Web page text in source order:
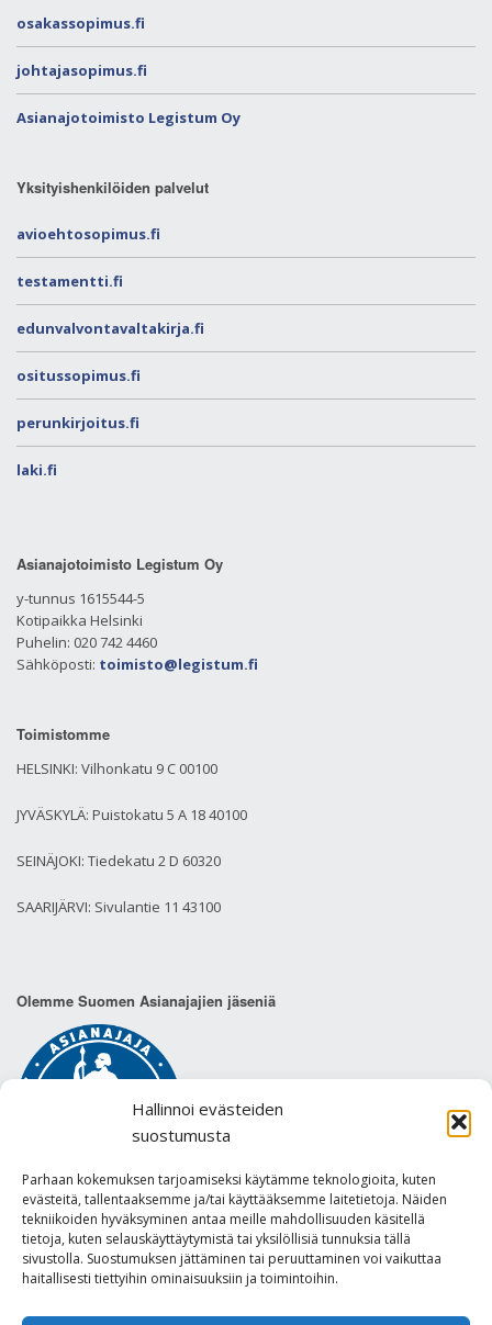
Hallinnoi evästeiden
suostumusta
Parhaan kokemuksen tarjoamiseksi käytämme teknologioita, kuten
evästeitä, tallentaaksemme ja/tai käyttääksemme laitetietoja. Näiden
tekniikoiden hyväksyminen antaa meille mahdollisuuden käsitellä
tietoja, kuten selauskäyttäytymistä tai yksilöllisiä tunnuksia tällä
sivustolla. Suostumuksen jättäminen tai peruuttaminen voi vaikuttaa
haitallisesti tiettyihin ominaisuuksiin ja toimintoihin.
osakassopimus.fi
johtajasopimus.fi
Asianajotoimisto Legistum Oy
Yksityishenkilöiden palvelut
avioehtosopimus.fi
testamentti.fi
edunvalvontavaltakirja.fi
ositussopimus.fi
perunkirjoitus.fi
laki.fi
Asianajotoimisto Legistum Oy
y-tunnus 1615544-5
Kotipaikka Helsinki
Puhelin: 020 742 4460
Sähköposti: toimisto@legistum.fi
Toimistomme
HELSINKI: Vilhonkatu 9 C 00100
JYVÄSKYLÄ: Puistokatu 5 A 18 40100
SEINÄJOKI: Tiedekatu 2 D 60320
SAARIJÄRVI: Sivulantie 11 43100
Olemme Suomen Asianajajien jäseniä
Tietosuojaseloste